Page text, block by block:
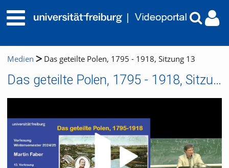
Medien Das geteilte Polen, 1795 - 1918, Sitzung 13
Das geteilte Polen, 1795 - 1918, Sitzung 13